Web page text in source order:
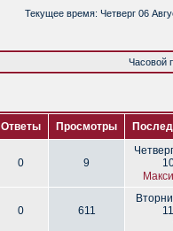
Текущее время: Четверг 06
Часовой
Ответы Просмотры
0 9
0 611